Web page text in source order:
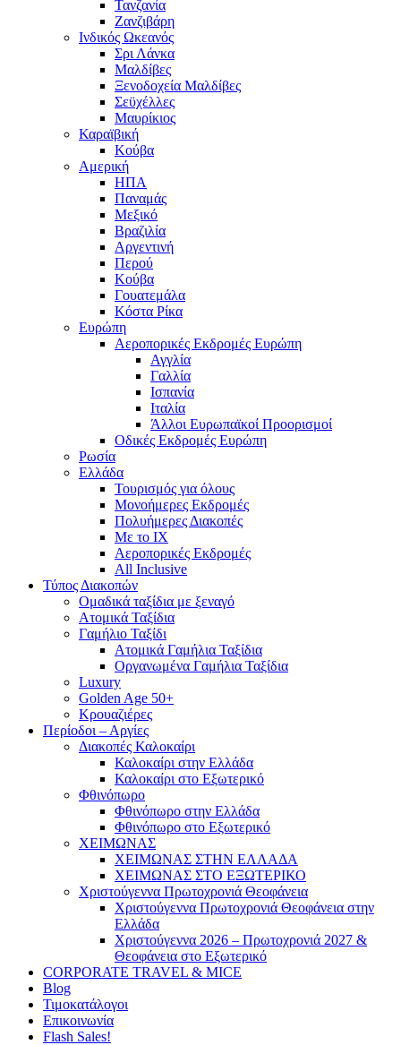
Τανζανία
Ζανζιβάρη
Ινδικός Ωκεανός
Σρι Λάνκα
Μαλδίβες
Ξενοδοχεία Μαλδίβες
Σεϋχέλλες
Μαυρίκιος
Καραϊβική
Κούβα
Αμερική
ΗΠΑ
Παναμάς
Μεξικό
Βραζιλία
Αργεντινή
Περού
Κούβα
Γουατεμάλα
Κόστα Ρίκα
Ευρώπη
Αεροπορικές Εκδρομές Ευρώπη
Αγγλία
Γαλλία
Ισπανία
Ιταλία
Άλλοι Ευρωπαϊκοί Προορισμοί
Οδικές Εκδρομές Ευρώπη
Ρωσία
Ελλάδα
Τουρισμός για όλους
Mονοήμερες Εκδρομές
Πολυήμερες Διακοπές
Με το ΙΧ
Αεροπορικές Εκδρομές
All Inclusive
Τύπος Διακοπών
Ομαδικά ταξίδια με ξεναγό
Ατομικά Ταξίδια
Γαμήλιο Ταξίδι
Ατομικά Γαμήλια Ταξίδια
Οργανωμένα Γαμήλια Ταξίδια
Luxury
Golden Age 50+
Κρουαζιέρες
Περίοδοι – Αργίες
Διακοπές Καλοκαίρι
Καλοκαίρι στην Ελλάδα
Καλοκαίρι στο Εξωτερικό
Φθινόπωρο
Φθινόπωρο στην Ελλάδα
Φθινόπωρο στο Εξωτερικό
ΧΕΙΜΩΝΑΣ
ΧΕΙΜΩΝΑΣ ΣΤΗΝ ΕΛΛΑΔΑ
ΧΕΙΜΩΝΑΣ ΣΤΟ ΕΞΩΤΕΡΙΚΟ
Χριστούγεννα Πρωτοχρονιά Θεοφάνεια
Χριστούγεννα Πρωτοχρονιά Θεοφάνεια στην
Ελλάδα
Χριστούγεννα 2026 – Πρωτοχρονιά 2027 &
Θεοφάνεια στο Εξωτερικό
CORPORATE TRAVEL & MICE
Blog
Τιμοκατάλογοι
Επικοινωνία
Flash Sales!